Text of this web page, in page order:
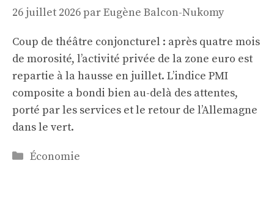
26 juillet 2026parEugène Balcon-Nukomy
Coup de théâtre conjoncturel : après quatre mois
de morosité, l’activité privée de la zone euro est
repartie à la hausse en juillet. L’indice PMI
composite a bondi bien au-delà des attentes,
porté par les services et le retour de l’Allemagne
dans le vert.
Catégories
Économie